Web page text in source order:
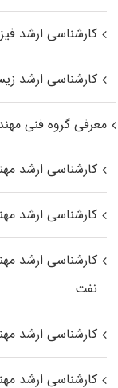
کارشناسی ارشد
کارشناسی ارشد
معرفی گروه فنی
کارشناسی ارشد
کارشناسی ارشد
کارشناسی ارشد
نفت
کارشناسی ارشد
کارشناسی ارشد